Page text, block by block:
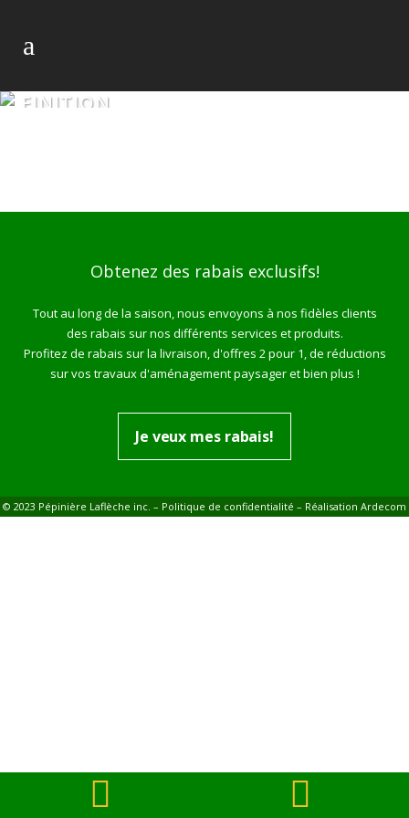
FINITION
Obtenez des rabais exclusifs!
Tout au long de la saison, nous envoyons à nos fidèles clients
des rabais sur nos différents services et produits.
Profitez de rabais sur la livraison, d'offres 2 pour 1, de réductions
sur vos travaux d'aménagement paysager et bien plus !
Je veux mes rabais!
© 2023 Pépinière Laflèche inc. – Politique de confidentialité – Réalisation Ardecom